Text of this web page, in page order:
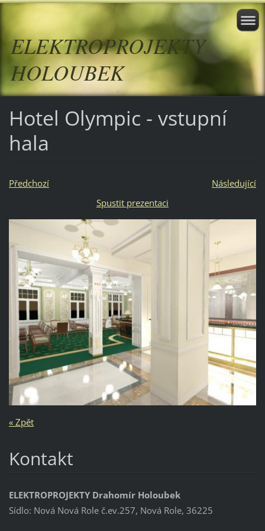
ELEKTROPROJEKTY
HOLOUBEK
Hotel Olympic - vstupní
hala
Předchozí
Následující
Spustit prezentaci
« Zpět
Kontakt
ELEKTROPROJEKTY Drahomír Holoubek
Sídlo: Nová Nová Role č.ev.257, Nová Role, 36225